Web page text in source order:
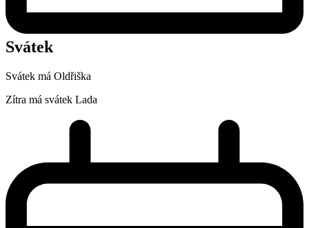
Svátek
Svátek má Oldřiška
Zítra má svátek Lada